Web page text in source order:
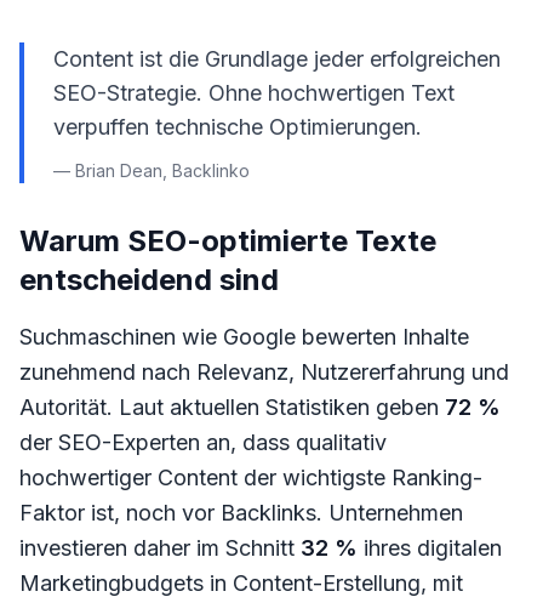
Content ist die Grundlage jeder erfolgreichen
SEO-Strategie. Ohne hochwertigen Text
verpuffen technische Optimierungen.
— Brian Dean, Backlinko
Warum SEO-optimierte Texte
entscheidend sind
Suchmaschinen wie Google bewerten Inhalte
zunehmend nach Relevanz, Nutzererfahrung und
Autorität. Laut aktuellen Statistiken geben 72 %
der SEO-Experten an, dass qualitativ
hochwertiger Content der wichtigste Ranking-
Faktor ist, noch vor Backlinks. Unternehmen
investieren daher im Schnitt 32 % ihres digitalen
Marketingbudgets in Content-Erstellung, mit